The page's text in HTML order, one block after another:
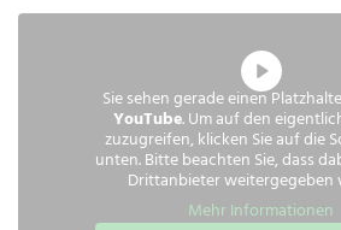
Sie sehen gerade einen
YouTube. Um auf den
zuzugreifen, klicken Sie auf die
unten. Bitte beachten Sie, dass
Drittanbieter weitergegeben
Mehr Informationen